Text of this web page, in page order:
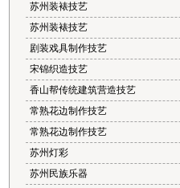
苏州装裱技艺
苏州装裱技艺
剧装戏具制作技艺
宋锦织造技艺
香山帮传统建筑营造技艺
常熟花边制作技艺
常熟花边制作技艺
苏州灯彩
苏州民族乐器